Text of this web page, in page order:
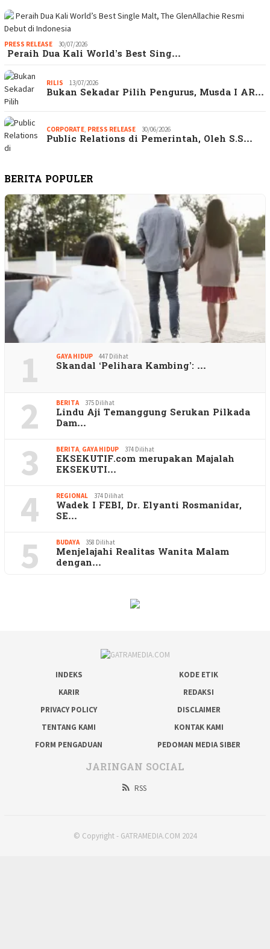
PRESS RELEASE 30/07/2026
Peraih Dua Kali World’s Best Sing…
RILIS 13/07/2026
Bukan Sekadar Pilih Pengurus, Musda I AR…
CORPORATE, PRESS RELEASE 30/06/2026
Public Relations di Pemerintah, Oleh S.S…
BERITA POPULER
1 GAYA HIDUP 447 Dilihat
Skandal ‘Pelihara Kambing’: …
2 BERITA 375 Dilihat
Lindu Aji Temanggung Serukan Pilkada
Dam…
3 BERITA, GAYA HIDUP 374 Dilihat
EKSEKUTIF.com merupakan Majalah
EKSEKUTI…
4 REGIONAL 374 Dilihat
Wadek I FEBI, Dr. Elyanti Rosmanidar,
SE…
5 BUDAYA 358 Dilihat
Menjelajahi Realitas Wanita Malam
dengan…
INDEKS
KODE ETIK
KARIR
REDAKSI
PRIVACY POLICY
DISCLAIMER
TENTANG KAMI
KONTAK KAMI
FORM PENGADUAN
PEDOMAN MEDIA SIBER
JARINGAN SOCIAL
RSS
© Copyright - GATRAMEDIA.COM 2024